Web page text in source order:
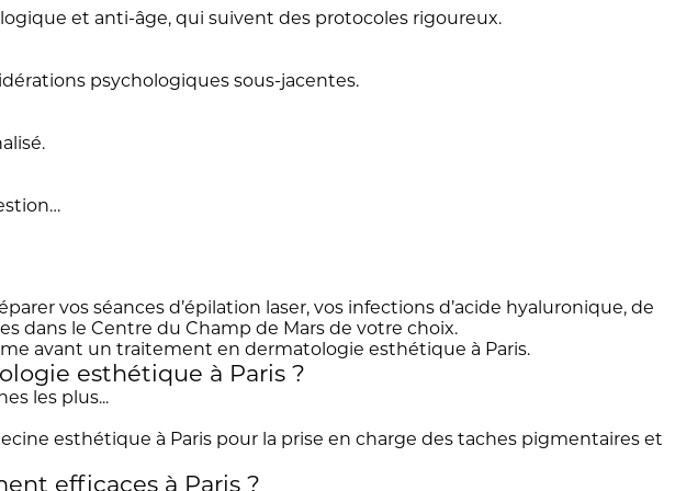
et anti-âge, qui suivent des protocoles rigoureux.
psychologiques sous-jacentes.
vos séances d’épilation laser, vos infections d’acide hyaluronique, de
dans le Centre du Champ de Mars de votre choix.
esthétique à Paris ?
les plus...
efficaces à Paris ?